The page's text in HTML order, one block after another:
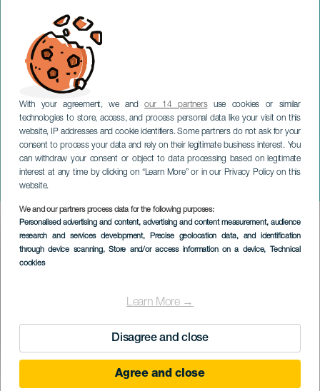
With your agreement, we andour 14 partnersuse cookies or similar
technologies to store, access, and process personal data like your visit on this
website, IP addresses and cookie identifiers. Some partners do not ask for your
consent to process your data and rely on their legitimate business interest. You
can withdraw your consent or object to data processing based on legitimate
interest at any time by clicking on “Learn More” or in our Privacy Policy on this
website.
We and our partners process data for the following purposes:
Personalised advertising and content, advertising and content measurement, audience
research and services development, Precise geolocation data, and identification
through device scanning, Store and/or access information on a device, Technical
cookies
Learn More →
Disagree and close
Agree and close
Amsterdams
barockorkester och kör
GRAN CANARIA
Imagen
Listado
EVENEMANGET HÅLLS